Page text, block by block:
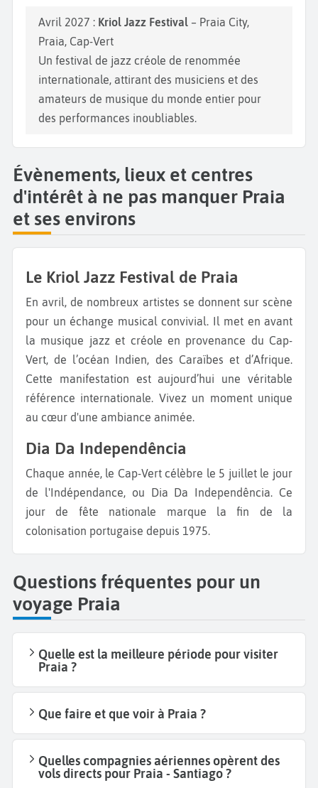
Avril 2027 : Kriol Jazz Festival – Praia City,
Praia, Cap-Vert
Un festival de jazz créole de renommée
internationale, attirant des musiciens et des
amateurs de musique du monde entier pour
des performances inoubliables.
Évènements, lieux et centres
d'intérêt à ne pas manquer Praia
et ses environs
Le Kriol Jazz Festival de Praia
En avril, de nombreux artistes se donnent sur scène
pour un échange musical convivial. Il met en avant
la musique jazz et créole en provenance du Cap-
Vert, de l’océan Indien, des Caraïbes et d’Afrique.
Cette manifestation est aujourd’hui une véritable
référence internationale. Vivez un moment unique
au cœur d'une ambiance animée.
Dia Da Independência
Chaque année, le Cap-Vert célèbre le 5 juillet le jour
de l'Indépendance, ou Dia Da Independência. Ce
jour de fête nationale marque la fin de la
colonisation portugaise depuis 1975.
Questions fréquentes pour un
voyage Praia
Quelle est la meilleure période pour visiter
Praia ?
Que faire et que voir à Praia ?
Quelles compagnies aériennes opèrent des
vols directs pour Praia - Santiago ?